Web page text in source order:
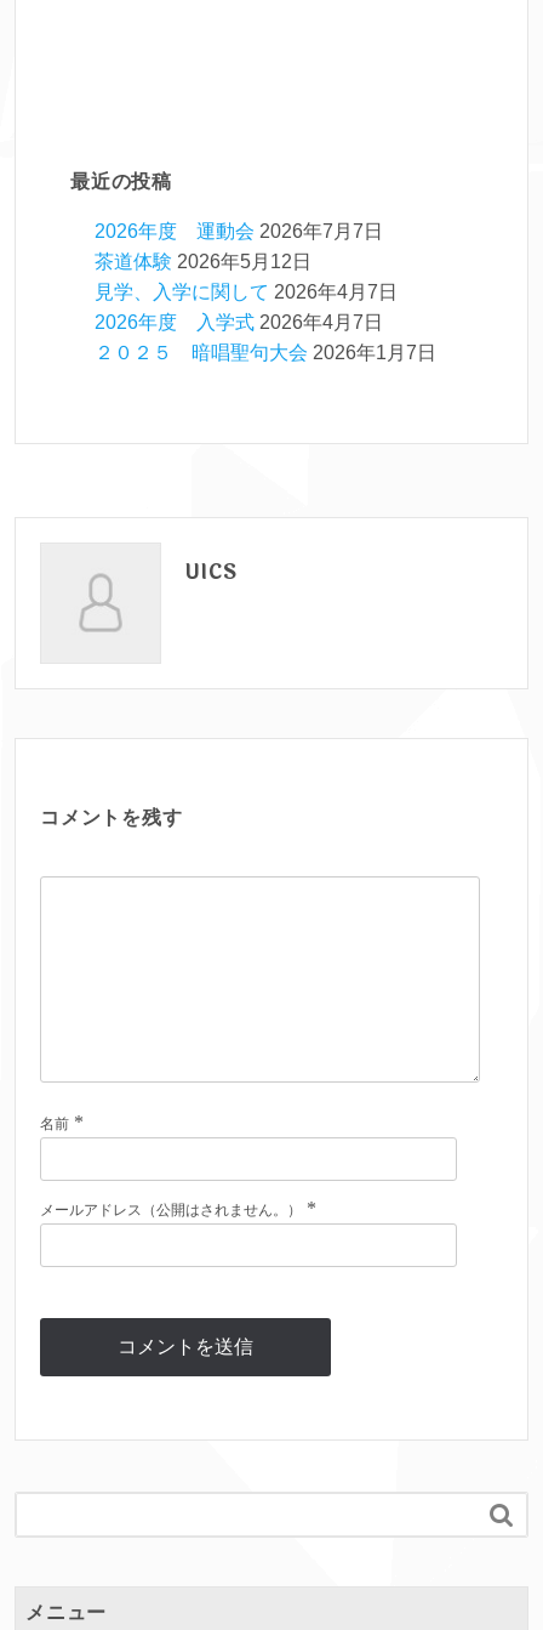
最近の投稿
2026年度 運動会 2026年7月7日
茶道体験 2026年5月12日
見学、入学に関して 2026年4月7日
2026年度 入学式 2026年4月7日
２０２５ 暗唱聖句大会 2026年1月7日
UICS
コメントを残す
名前 *
メールアドレス（公開はされません。） *

メニュー